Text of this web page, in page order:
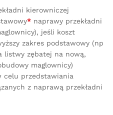
kierowniczej
* naprawy przekładni
jeśli koszt
zakres podstawowy (np
listwy zębatej na nową,
maglownicy)
celu przedstawiania
z naprawą przekładni